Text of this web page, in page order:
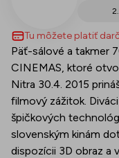
Tu môžete platiť
Päť-sálové a takmer
CINEMAS, ktoré
Nitra 30.4. 2015
filmový zážitok.
špičkových
slovenským kinám
dispozícii 3D obraz a